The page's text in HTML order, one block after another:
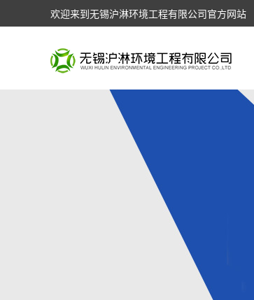
欢迎来到无锡沪淋环境工程有限公司官方网站